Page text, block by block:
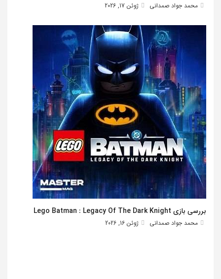
محمد جواد صمدانی ژوئن 17, 2026
بررسی بازی Lego Batman : Legacy Of The Dark Knight
محمد جواد صمدانی ژوئن 16, 2026